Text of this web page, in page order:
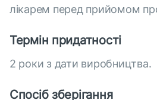
лікарем перед прийомом
Термін придатності
2 роки з дати виробництва.
Спосіб зберігання